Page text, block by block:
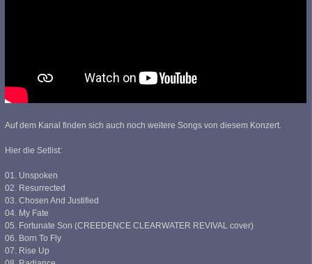
Auf dem Kanal finden sich auch noch weitere Songs von diesem Konzert.
Hier die Setlist:
01. Unspoken
02. Resurrected
03. Chosen And Justified
04. My Fate
05. Fortunate Son (CREEDENCE CLEARWATER REVIVAL cover)
06. Born To Fly
07. Rise Up